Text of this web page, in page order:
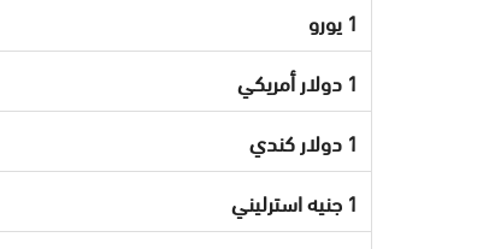
1 يورو
1 دولار أمريكي
1 دولار كندي
1 جنيه استرليني